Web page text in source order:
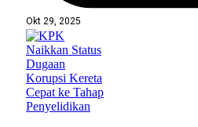
Okt 29, 2025